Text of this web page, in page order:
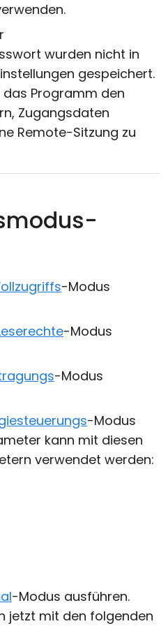
wurden nicht in
gespeichert.
das Programm den
Zugangsdaten
Remote-Sitzung zu
-Modus
-Modus
-Modus
-Modus
kann mit diesen
verwendet werden:
-Modus ausführen.
jetzt mit den folgenden